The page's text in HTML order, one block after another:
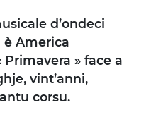
d’ondeci
America
» face a
vint’anni,
corsu.